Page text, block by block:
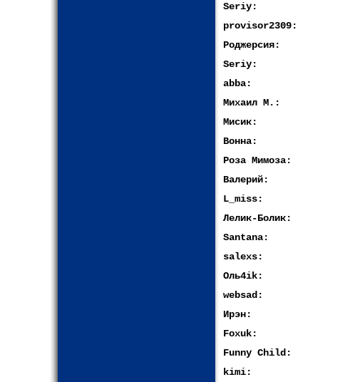
Seriy:
provisor2309:
Роджерсия:
Seriy:
abba:
Михаил М.:
Мисик:
Вонна:
Роза Мимоза:
Валерий:
L_miss:
Лелик-Болик:
Santana:
salexs:
Оль4ik:
websad:
Ирэн:
Foxuk:
Funny Child:
kimi: